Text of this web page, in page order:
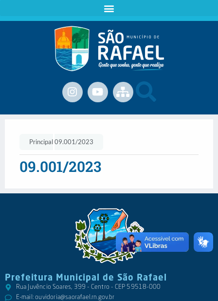
Principal09.001/2023
09.001/2023
Prefeitura Municipal de São Rafael
Rua Juvêncio Soares, 399 - Centro - CEP 59518-000
E-mail:ouvidoria@saorafael.rn.gov.br